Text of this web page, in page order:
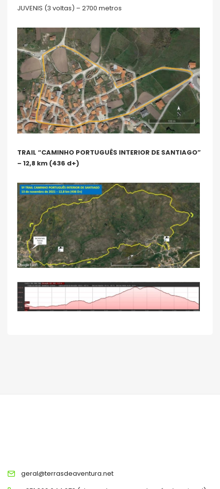
JUVENIS (3 voltas) – 2700 metros
TRAIL “CAMINHO PORTUGUÊS INTERIOR DE SANTIAGO”
– 12,8 km (436 d+)
geral@terrasdeaventura.net